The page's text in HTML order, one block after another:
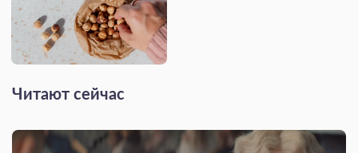
Читают сейчас